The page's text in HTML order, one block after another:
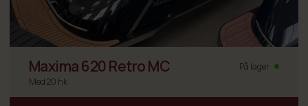
Maxima 620 Retro MC
På lager
Med 20 hk